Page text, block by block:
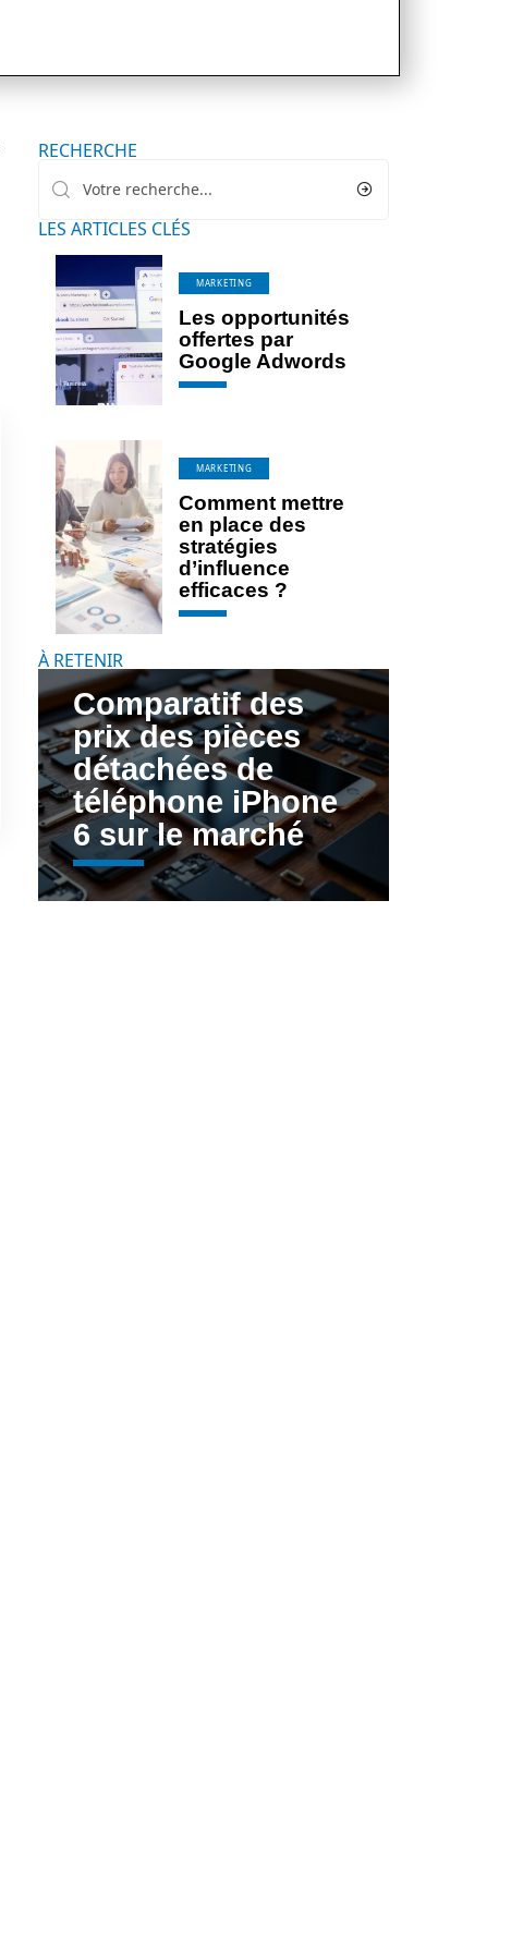
RECHERCHE
LES ARTICLES CLÉS
MARKETING
Les opportunités
offertes par
Google Adwords
MARKETING
Comment mettre
en place des
stratégies
d’influence
efficaces ?
À RETENIR
Comparatif des
prix des pièces
détachées de
téléphone iPhone
6 sur le marché